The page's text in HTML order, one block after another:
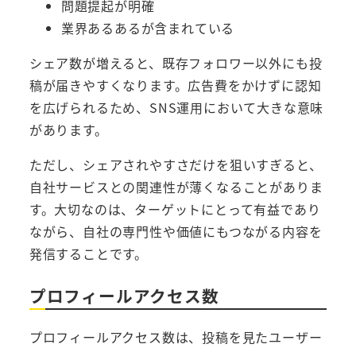
問題提起が明確
業界あるあるが含まれている
シェア数が増えると、既存フォロワー以外にも投
稿が届きやすくなります。広告費をかけずに認知
を広げられるため、SNS運用において大きな意味
があります。
ただし、シェアされやすさだけを狙いすぎると、
自社サービスとの関連性が薄くなることがありま
す。大切なのは、ターゲットにとって有益であり
ながら、自社の専門性や価値にもつながる内容を
発信することです。
プロフィールアクセス数
プロフィールアクセス数は、投稿を見たユーザー